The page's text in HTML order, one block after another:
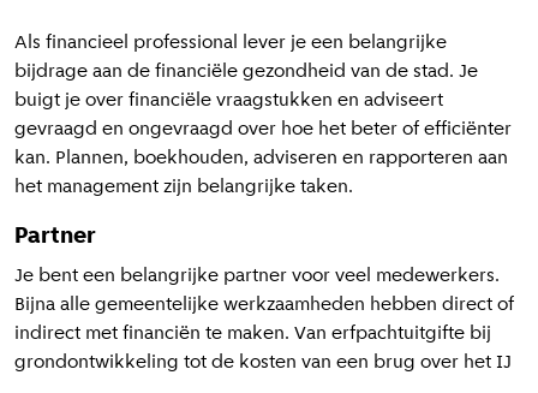
Als financieel professional lever je een belangrijke
bijdrage aan de financiële gezondheid van de stad. Je
buigt je over financiële vraagstukken en adviseert
gevraagd en ongevraagd over hoe het beter of efficiënter
kan. Plannen, boekhouden, adviseren en rapporteren aan
het management zijn belangrijke taken.
Partner
Je bent een belangrijke partner voor veel medewerkers.
Bijna alle gemeentelijke werkzaamheden hebben direct of
indirect met financiën te maken. Van erfpachtuitgifte bij
grondontwikkeling tot de kosten van een brug over het IJ